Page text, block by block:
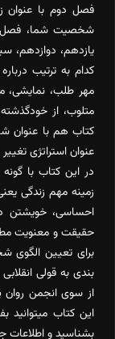
فصل دوم با عنوان
شخصیت شما، فصل
یازدهم، دوازدهم،
کدام به ترتیب
مهر طلب، نمایشی،
متلوب، از
کتاب هم با
عنوان استراتژی
در این کتاب با
زمینه مهم زندگی
احساسی، خویشتن
حقیقت و معنویت
برای تعیین الگوی
از سوی انجمن روان
این کتاب
بشناسید و اطلاعات